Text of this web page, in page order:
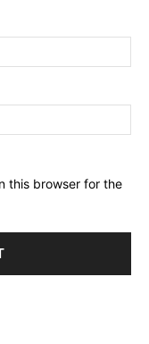
this browser for the